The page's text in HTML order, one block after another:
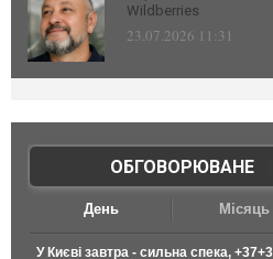
Wildberries
23.07.2026 11:31
ОБГОВОРЮВАНЕ|
День Місяць
У Києві завтра - сильна спека,